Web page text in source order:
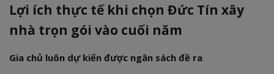
Lợi ích thực tế khi chọn Đức Tín xây
nhà trọn gói vào cuối năm
Gia chủ luôn dự kiến được ngân sách đề ra